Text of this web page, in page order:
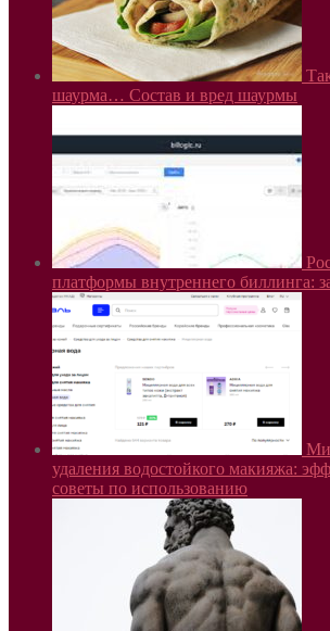
шаурма… Состав и вред шаурмы
платформы внутреннего биллинга:
удаления водостойкого макияжа:
советы по использованию